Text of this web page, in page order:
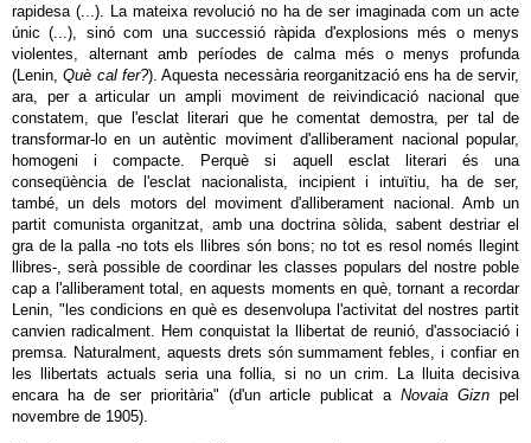
rapidesa (...). La mateixa revolució no ha de ser imaginada com un acte
únic (...), sinó com una successió ràpida d'explosions més o menys
violentes, alternant amb períodes de calma més o menys profunda
(Lenin,Què cal fer?). Aquesta necessària reorganització ens ha de servir,
ara, per a articular un ampli moviment de reivindicació nacional que
constatem, que l'esclat literari que he comentat demostra, per tal de
transformar-lo en un autèntic moviment d'alliberament nacional popular,
homogeni i compacte. Perquè si aquell esclat literari és una
conseqüència de l'esclat nacionalista, incipient i intuïtiu, ha de ser,
també, un dels motors del moviment d'alliberament nacional. Amb un
partit comunista organitzat, amb una doctrina sòlida, sabent destriar el
gra de la palla -no tots els llibres són bons; no tot es resol només llegint
llibres-, serà possible de coordinar les classes populars del nostre poble
cap a l'alliberament total, en aquests moments en què, tornant a recordar
Lenin, "les condicions en què es desenvolupa l'activitat del nostres partit
canvien radicalment. Hem conquistat la llibertat de reunió, d'associació i
premsa. Naturalment, aquests drets són summament febles, i confiar en
les llibertats actuals seria una follia, si no un crim. La lluita decisiva
encara ha de ser prioritària" (d'un article publicat aNovaia Gizn pel
novembre de 1905).